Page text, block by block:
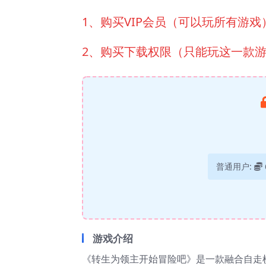
1、购买VIP会员（可以玩所有游
2、购买下载权限（只能玩这一款
普通用户:
游戏介绍
《转生为领主开始冒险吧》是一款融合自